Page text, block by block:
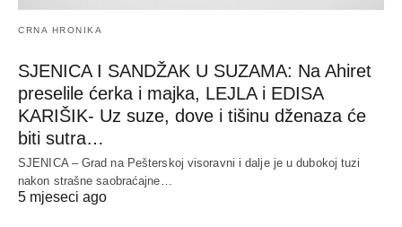
CRNA HRONIKA
SJENICA I SANDŽAK U SUZAMA: Na Ahiret
preselile ćerka i majka, LEJLA i EDISA
KARIŠIK- Uz suze, dove i tišinu dženaza će
biti sutra…
SJENICA – Grad na Pešterskoj visoravni i dalje je u dubokoj tuzi
nakon strašne saobraćajne…
5 mjeseci ago